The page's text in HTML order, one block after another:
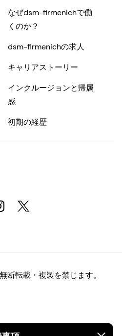
なぜdsm-firmenichで働
くのか？
dsm-firmenichの求人
キャリアストーリー
インクルージョンと帰属
感
初期の経歴
転載・複製を禁じます。